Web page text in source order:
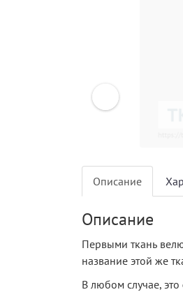
Описание
Описание
Первыми ткань
название этой же
В любом случае, это